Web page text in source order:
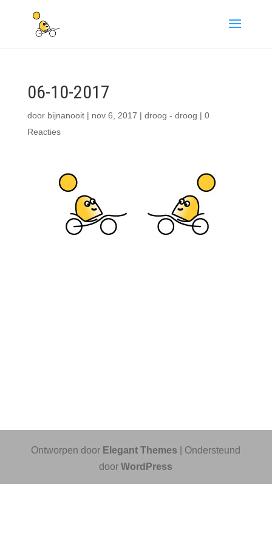
06-10-2017
door bijnanooit| nov 6, 2017 | droog - droog | 0
Reacties
Ontworpen door Elegant Themes | Ondersteund
doorWordPress